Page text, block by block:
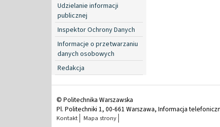
Udzielanie informacji
publicznej
Inspektor Ochrony Danych
Informacje o przetwarzaniu
danych osobowych
Redakcja
© Politechnika Warszawska
Pl. Politechniki 1, 00-661 Warszawa, Informacja
Kontakt Mapa strony